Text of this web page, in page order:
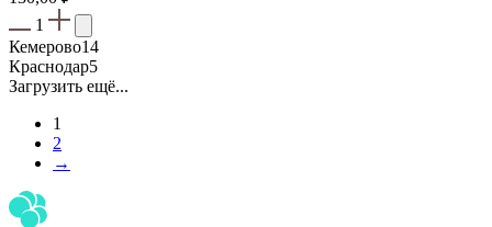
1
Кемерово14
Краснодар5
Загрузить ещё...
1
2
→